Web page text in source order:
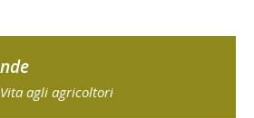
agli agricoltori